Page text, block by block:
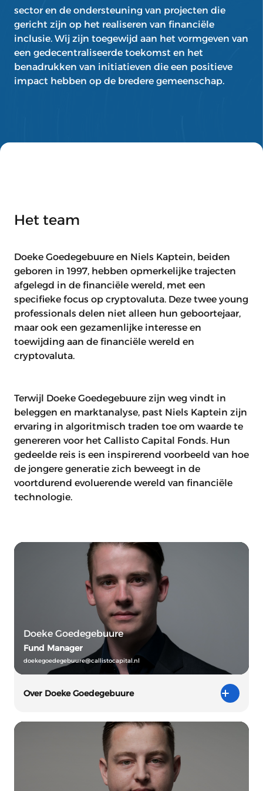
sector en de ondersteuning van projecten die
gericht zijn op het realiseren van financiële
inclusie. Wij zijn toegewijd aan het vormgeven van
een gedecentraliseerde toekomst en het
benadrukken van initiatieven die een positieve
impact hebben op de bredere gemeenschap.
Het team
Doeke Goedegebuure en Niels Kaptein, beiden
geboren in 1997, hebben opmerkelijke trajecten
afgelegd in de financiële wereld, met een
specifieke focus op cryptovaluta. Deze twee young
professionals delen niet alleen hun geboortejaar,
maar ook een gezamenlijke interesse en
toewijding aan de financiële wereld en
cryptovaluta.
Terwijl Doeke Goedegebuure zijn weg vindt in
beleggen en marktanalyse, past Niels Kaptein zijn
ervaring in algoritmisch traden toe om waarde te
genereren voor het Callisto Capital Fonds. Hun
gedeelde reis is een inspirerend voorbeeld van hoe
de jongere generatie zich beweegt in de
voortdurend evoluerende wereld van financiële
technologie.
Doeke Goedegebuure
Fund Manager
doekegoedegebuure@callistocapital.nl
Over Doeke Goedegebuure